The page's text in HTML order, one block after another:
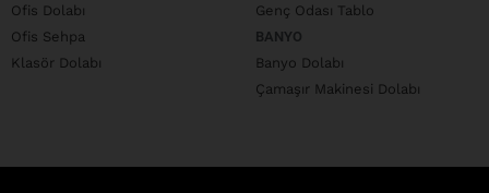
Ofis Dolabı
Ofis Sehpa
Klasör Dolabı
Genç Odası Tablo
BANYO
Banyo Dolabı
Çamaşır Makinesi Dolabı